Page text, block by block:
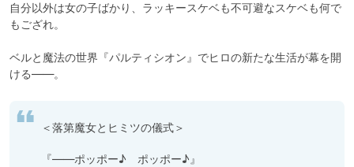
自分以外は女の子ばかり、ラッキースケベも不可避なスケベも何で
もござれ。
ベルと魔法の世界『パルティシオン』でヒロの新たな生活が幕を開
＜落第魔女とヒミツの儀式＞
『――ポッポー♪　ポッポー♪』